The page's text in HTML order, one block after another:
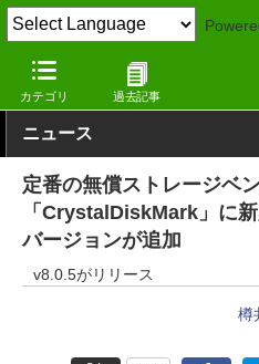
カテゴリ 過去記事
窓の杜 システム・ファイル
ニュース
定番の無償ストレージベ
「CrystalDiskMark」に
バージョンが追加
v8.0.5がリリース
樽